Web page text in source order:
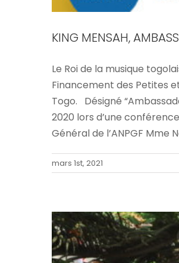
KING MENSAH,
Le Roi de la musique
Financement des Petites
Togo. Désigné
2020 lors d’une
Général de l’ANPGF Mme
mars 1st, 2021
AVEC